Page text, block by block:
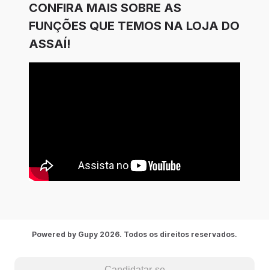
CONFIRA MAIS SOBRE AS
FUNÇÕES QUE TEMOS NA LOJA DO
ASSAÍ!
Powered by Gupy 2026. Todos os direitos reservados.